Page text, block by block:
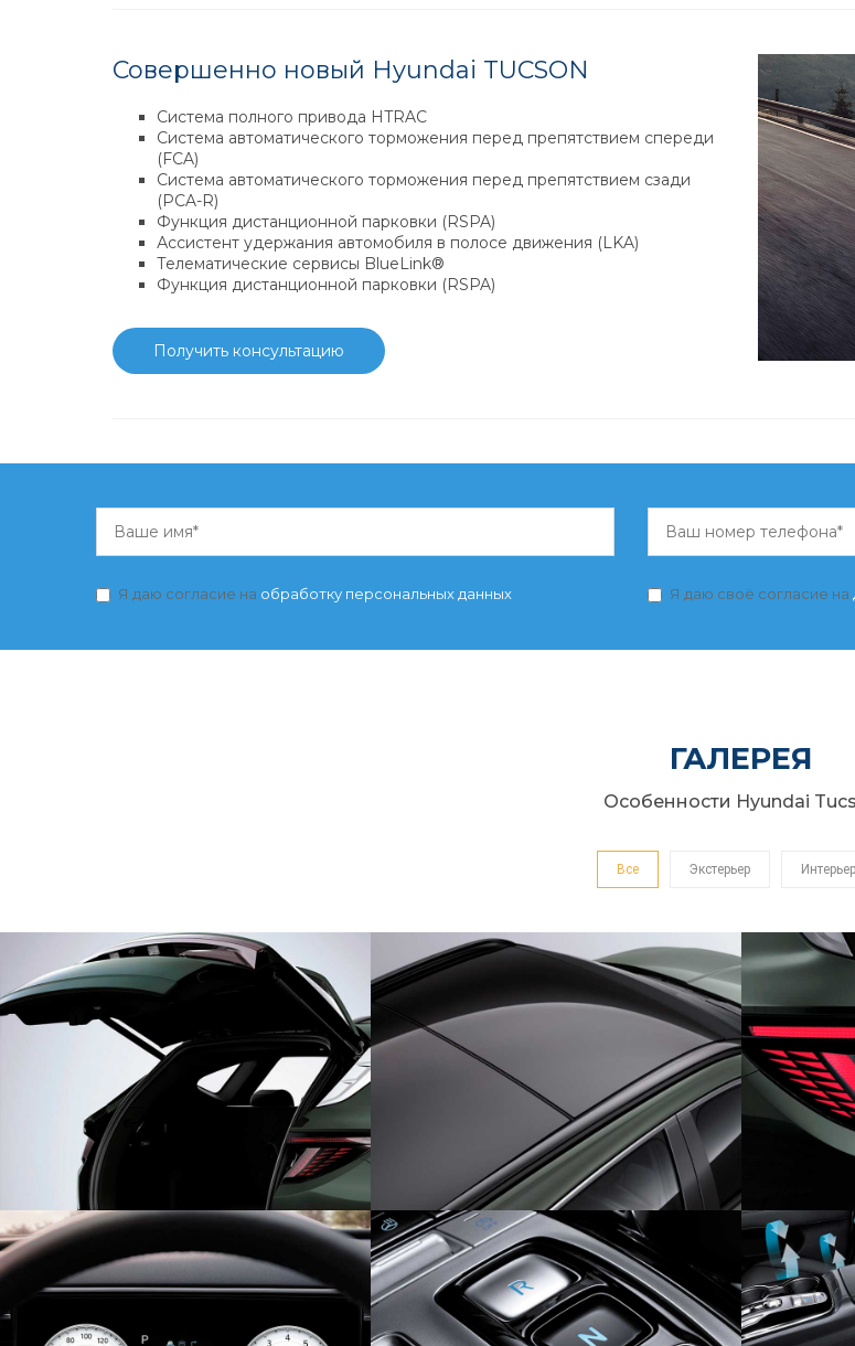
Совершенно новый Hyundai TUCSON
Система полного привода HTRAC
Система автоматического торможения перед препятствием спереди
(FCA)
Система автоматического торможения перед препятствием сзади
(PCA-R)
Функция дистанционной парковки (RSPA)
Ассистент удержания автомобиля в полосе движения (LKA)
Телематические сервисы BlueLink®
Функция дистанционной парковки (RSPA)
Получить консультацию
Я даю согласие на обработку персональных данных Я даю своё согласие на
ГАЛЕРЕЯ
Особенности Hyundai
Все Экстерьер Интерьер
ИНТЕЛЛЕКТУАЛЬНАЯ СИСТЕМА
ОТКРЫТИЯ БАГАЖНИКА
ПАНОРАМНАЯ КРЫША С
ЛЮКОМ
10-ДЮЙМОВАЯ БЕЗРАМОЧНАЯ
КНОПОЧНЫЙ СЕЛЕКТОР